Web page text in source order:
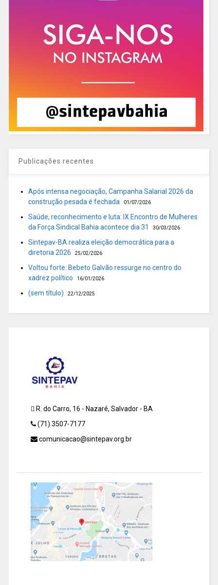
Publicações recentes
Após intensa negociação, Campanha Salarial 2026 da
construção pesada é fechada
01/07/2026
Saúde, reconhecimento e luta: IX Encontro de Mulheres
da Força Sindical Bahia acontece dia 31
30/03/2026
Sintepav-BA realiza eleição democrática para a
diretoria 2026
25/02/2026
Voltou forte: Bebeto Galvão ressurge no centro do
xadrez político
16/01/2026
(sem título) 22/12/2025
R. do Carro, 16 - Nazaré, Salvador - BA
(71) 3507-7177
comunicacao@sintepav.org.br